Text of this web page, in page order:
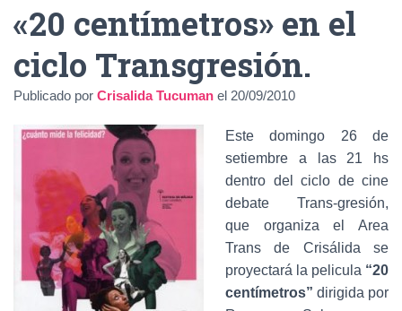
Ó
N
«20 centímetros» en el
ciclo Transgresión.
Publicado por Crisalida Tucuman el 20/09/2010
Este domingo 26 de
setiembre a las 21 hs
dentro del ciclo de cine
debate Trans-gresión,
que organiza el Area
Trans de Crisálida se
proyectará la pelicula “20
centímetros” dirigida por